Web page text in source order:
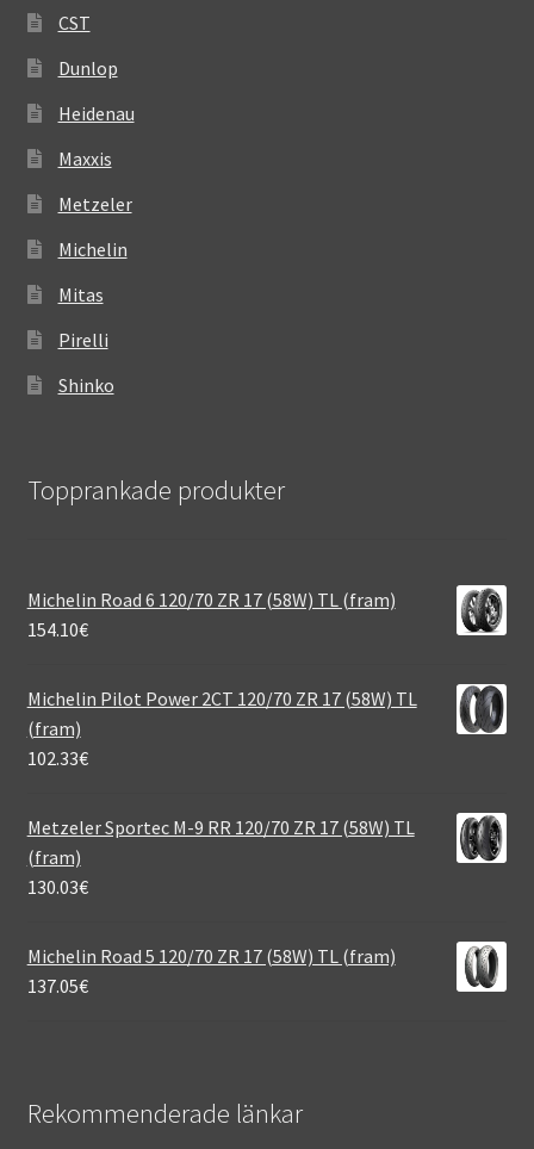
CST
Dunlop
Heidenau
Maxxis
Metzeler
Michelin
Mitas
Pirelli
Shinko
Topprankade produkter
Michelin Road 6 120/70 ZR 17 (58W) TL (fram)
154.10€
Michelin Pilot Power 2CT 120/70 ZR 17 (58W) TL
(fram)
102.33€
Metzeler Sportec M-9 RR 120/70 ZR 17 (58W) TL
(fram)
130.03€
Michelin Road 5 120/70 ZR 17 (58W) TL (fram)
137.05€
Rekommenderade länkar